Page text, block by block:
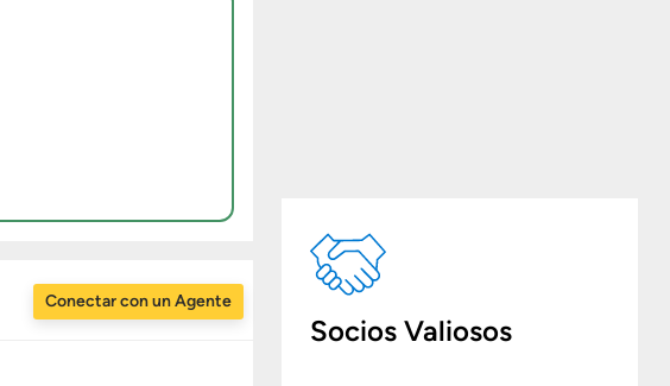
Socios Valiosos
Conectar con un Agente